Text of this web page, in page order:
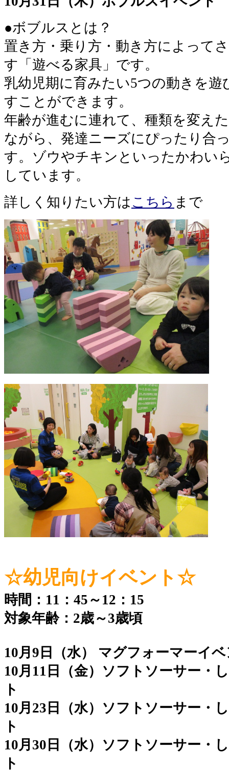
●ボブルスとは？
置き方・乗り方・動き方によって
す「遊べる家具」です。
乳幼児期に育みたい5つの動きを
すことができます。
年齢が進むに連れて、種類を変え
ながら、発達ニーズにぴったり合
す。ゾウやチキンといったかわい
しています。
詳しく知りたい方は こちら まで
☆幼児向けイベント☆
時間：11：45～12：15
対象年齢：2歳～3歳頃
10月9日（水） マグフォーマーイ
10月11日（金）ソフトソーサー・
ト
10月23日（水）ソフトソーサー・
ト
10月30日（水）ソフトソーサー・
ト